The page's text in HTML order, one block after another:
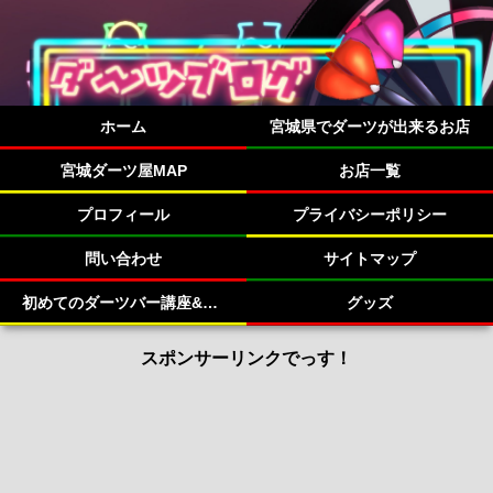
ホーム 宮城県でダーツが出来るお店
宮城ダーツ屋MAP お店一覧
プロフィール プライバシーポリシー
問い合わせ サイトマップ
初めてのダーツバー講座&宮城県のダーツバー紹介！ グッズ
スポンサーリンクでっす！